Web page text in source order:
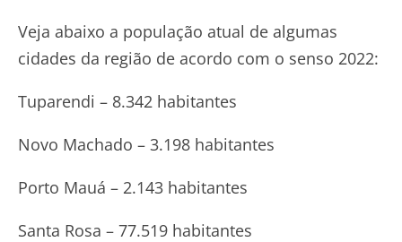
Veja abaixo a população atual de algumas
cidades da região de acordo com o senso 2022:
Tuparendi – 8.342 habitantes
Novo Machado – 3.198 habitantes
Porto Mauá – 2.143 habitantes
Santa Rosa – 77.519 habitantes